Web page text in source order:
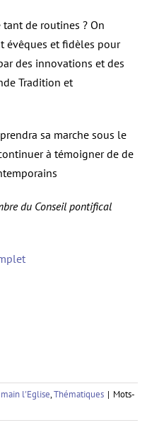
de routines ? On
évêques et fidèles pour
des innovations et des
Tradition et
sa marche sous le
à témoigner de de
du Conseil pontifical
l'Eglise,Thématiques | Mots-